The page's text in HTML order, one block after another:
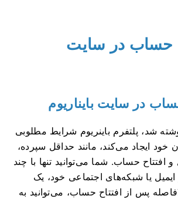
حساب در سایت
در سایت بایناریوم
شد، پلتفرم باینریوم شرایط مطلوبی
خود ایجاد می‌کند، مانند حداقل سپرده،
افتتاح حساب. شما می‌توانید تنها با چند
ایمیل یا شبکه‌های اجتماعی خود، یک
پس از افتتاح حساب، می‌توانید به